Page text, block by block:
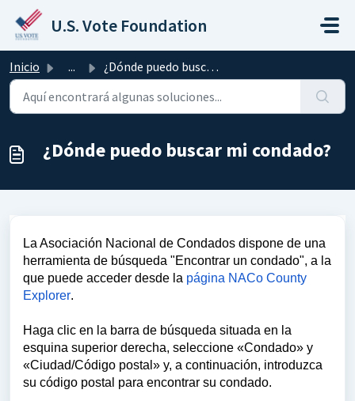
Saltar al contenido principal
U.S. Vote Foundation
Inicio ... ¿Dónde puedo buscar mi condado?
¿Dónde puedo buscar mi condado?
La Asociación Nacional de Condados dispone de una
herramienta de búsqueda "Encontrar un condado", a la
que puede acceder desde la página NACo County
Explorer.
Haga clic en la barra de búsqueda situada en la
esquina superior derecha, seleccione «Condado» y
«Ciudad/Código postal» y, a continuación, introduzca
su código postal para encontrar su condado.